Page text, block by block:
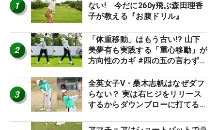
1
ない! 今だに260y飛ぶ森田理香
子が教える『お腹ドリル』
2
「体重移動」はもう古い!? 山下
美夢有も実践する「重心移動」が
方向性のカギ #四の五の言わず振
3
全英女子V・桑木志帆はなぜダフ
らない？ 実は右ヒジをリリース
するからダウンブローに打てる #